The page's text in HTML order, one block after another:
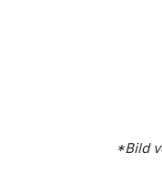
*Bild